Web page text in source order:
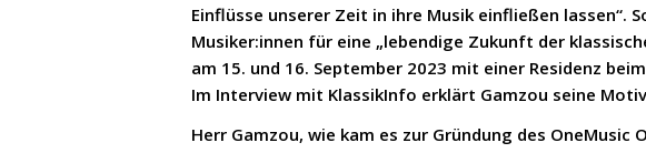
Einflüsse unserer Zeit in ihre Musik einfließen lassen“.
Musiker:innen für eine „lebendige Zukunft der
am 15. und 16. September 2023 mit einer Residenz
Im Interview mit KlassikInfo erklärt Gamzou seine
Herr Gamzou, wie kam es zur Gründung des OneMusic